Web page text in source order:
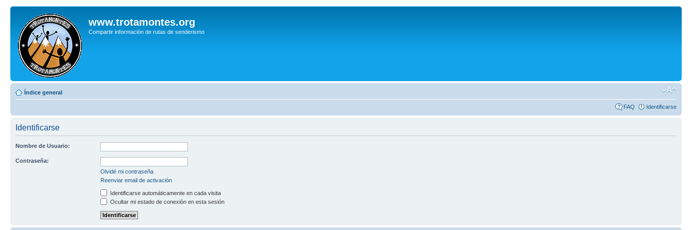
www.trotamontes.org
Compartir información de rutas de senderismo
Índice general
FAQ Identificarse
Identificarse
Nombre de Usuario:
Contraseña:
Olvidé mi contraseña
Reenviar email de activación
Identificarse automáticamente en cada visita
Ocultar mi estado de conexión en esta sesión